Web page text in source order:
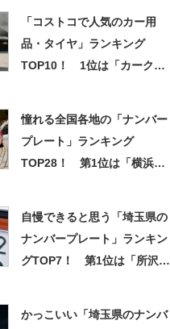
「コストコで人気のカー用
品・タイヤ」ランキング
TOP10！ 1位は「カークラ
憧れる全国各地の「ナンバー
プレート」ランキング
TOP28！ 第1位は「横浜」
自慢できると思う「埼玉県の
ナンバープレート」ランキン
グTOP7！ 第1位は「所沢」
かっこいい「埼玉県のナンバ